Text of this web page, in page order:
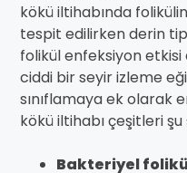
kökü iltihabında
tespit edilirken derin
folikül enfeksiyon etkisi
ciddi bir seyir izleme
sınıflamaya ek olarak
kökü iltihabı çeşitleri
Bakteriyel